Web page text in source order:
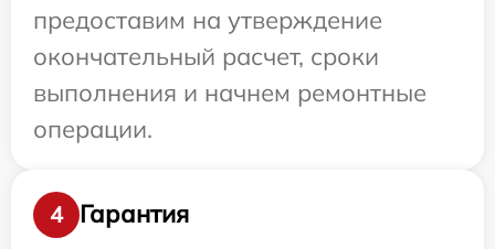
предоставим на утверждение
окончательный расчет, сроки
выполнения и начнем ремонтные
операции.
4
Гарантия